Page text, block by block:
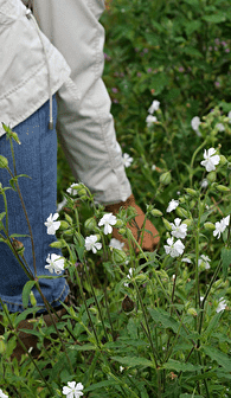
affichées
sociaux